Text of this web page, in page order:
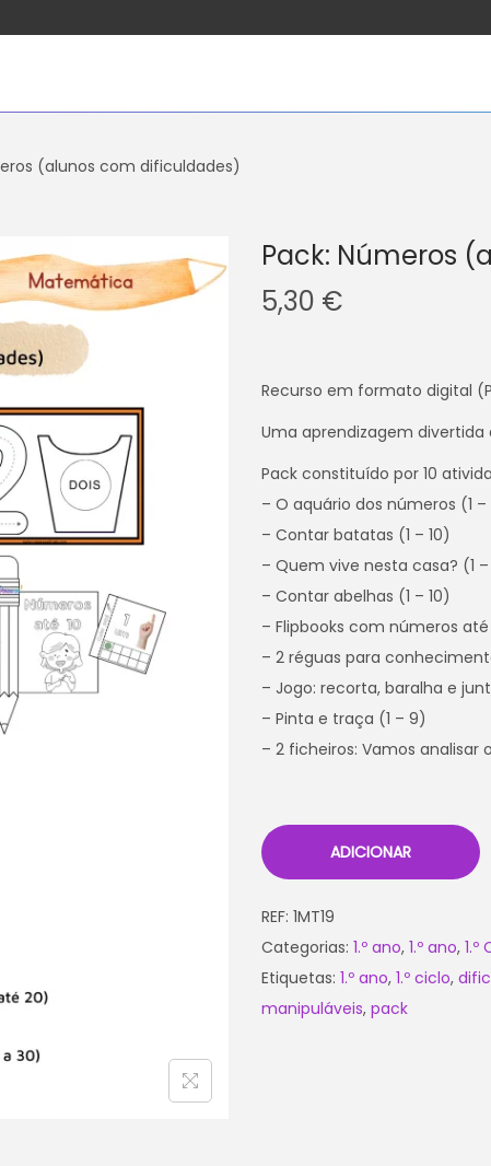
(alunos com dificuldades)
Pack: Números
5,30 €
Recurso em formato digital
Uma aprendizagem divertida
Pack constituído por 10
– O aquário dos números (1 –
– Contar batatas (1 – 10)
– Quem vive nesta casa? (1 –
– Contar abelhas (1 – 10)
– Flipbooks com números até
– 2 réguas para
– Jogo: recorta, baralha e
– Pinta e traça (1 – 9)
– 2 ficheiros: Vamos analisar
ADICIONAR
REF: 1MT19
Categorias: 1.º ano, 1.º ano, 1.º
Etiquetas: 1.º ano, 1.º ciclo,
manipuláveis, pack